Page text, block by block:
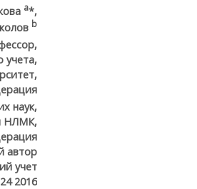
а*,
b
учета,
наук,
НЛМК,
автор
учет
2016